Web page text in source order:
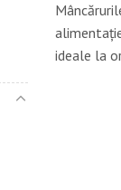
ideale la